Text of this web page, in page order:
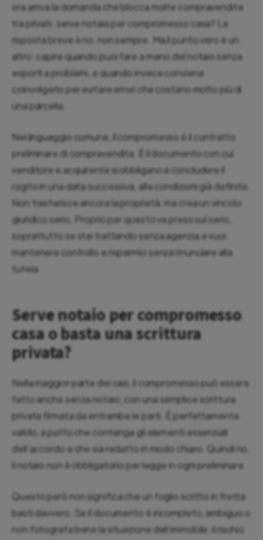
ora arriva la domanda che blocca molte compravendite
tra privati: serve notaio per compromesso casa? La
risposta breve è no, non sempre. Ma il punto vero è un
altro: capire quando puoi fare a meno del notaio senza
esporti a problemi, e quando invece conviene
coinvolgerlo per evitare errori che costano molto più di
una parcella.
Nel linguaggio comune, il compromesso è il contratto
preliminare di compravendita. È il documento con cui
venditore e acquirente si obbligano a concludere il
rogito in una data successiva, alle condizioni già definite.
Non trasferisce ancora la proprietà, ma crea un vincolo
giuridico serio. Proprio per questo va preso sul serio,
soprattutto se stai trattando senza agenzia e vuoi
mantenere controllo e risparmio senza rinunciare alla
tutela.
Serve notaio per compromesso
casa o basta una scrittura
privata?
Nella maggior parte dei casi, il compromesso può essere
fatto anche senza notaio, con una semplice scrittura
privata firmata da entrambe le parti. È perfettamente
valido, a patto che contenga gli elementi essenziali
dell’accordo e che sia redatto in modo chiaro. Quindi no,
il notaio non è obbligatorio per legge in ogni preliminare.
Questo però non significa che un foglio scritto in fretta
basti davvero. Se il documento è incompleto, ambiguo o
non fotografa bene la situazione dell’immobile, il rischio